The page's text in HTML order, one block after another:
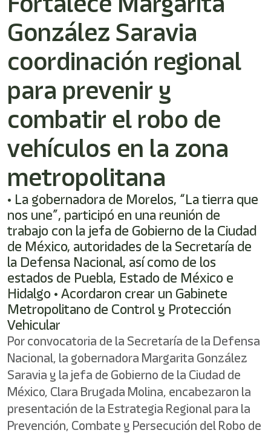
Este
acceso
directo
lector
de
pantalla
ayudarle
navegar
interactuar
contenido.
González Saravia
coordinación regional
para prevenir y
combatir el robo de
vehículos en la zona
metropolitana
• La gobernadora de Morelos, “La tierra que
nos une”, participó en una reunión de
trabajo con la jefa de Gobierno de la Ciudad
de México, autoridades de la Secretaría de
la Defensa Nacional, así como de los
estados de Puebla, Estado de México e
Hidalgo • Acordaron crear un Gabinete
Metropolitano de Control y Protección
Vehicular
Por convocatoria de la Secretaría de la Defensa
Nacional, la gobernadora Margarita González
Saravia y la jefa de Gobierno de la Ciudad de
México, Clara Brugada Molina, encabezaron la
presentación de la Estrategia Regional para la
Prevención, Combate y Persecución del Robo de